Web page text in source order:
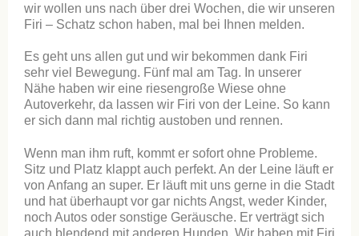
wir wollen uns nach über drei Wochen, die wir unseren
Firi – Schatz schon haben, mal bei Ihnen melden.
Es geht uns allen gut und wir bekommen dank Firi
sehr viel Bewegung. Fünf mal am Tag. In unserer
Nähe haben wir eine riesengroße Wiese ohne
Autoverkehr, da lassen wir Firi von der Leine. So kann
er sich dann mal richtig austoben und rennen.
Wenn man ihm ruft, kommt er sofort ohne Probleme.
Sitz und Platz klappt auch perfekt. An der Leine läuft er
von Anfang an super. Er läuft mit uns gerne in die Stadt
und hat überhaupt vor gar nichts Angst, weder Kinder,
noch Autos oder sonstige Geräusche. Er verträgt sich